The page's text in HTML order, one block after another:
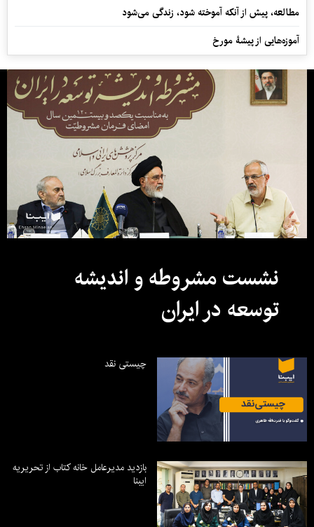
مطالعه، پیش از آنکه آموخته شود، زندگی می‌شود
آموزه‌هایی از پیشۀ مورخ
نشست مشروطه و اندیشه
توسعه در ایران
چیستی نقد
بازدید مدیرعامل خانه کتاب از تحریریه
ایبنا